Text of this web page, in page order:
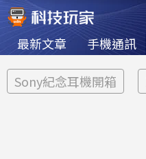
最新文章 手機通訊
Sony紀念耳機開箱